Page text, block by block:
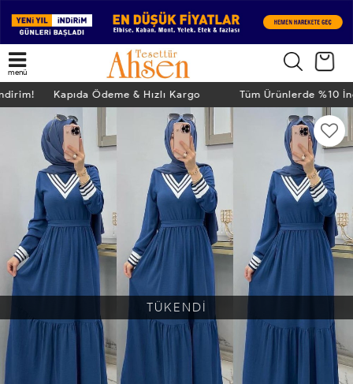
menü
Kapıda Ödeme & Hızlı Kargo Tüm Ürünlerde %10
TÜKENDİ